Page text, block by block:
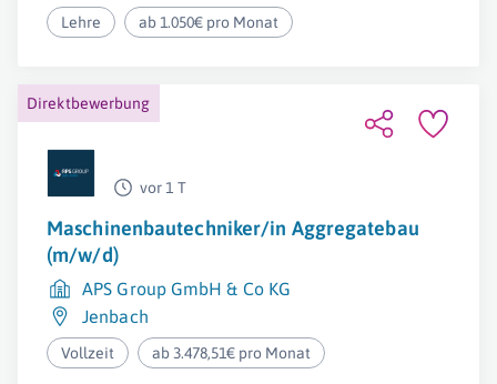
Lehre ab 1.050€ pro Monat
Direktbewerbung
vor 1 T
Maschinenbautechniker/in Aggregatebau
(m/w/d)
APS Group GmbH & Co KG
Jenbach
Vollzeit ab 3.478,51€ pro Monat